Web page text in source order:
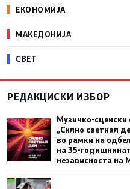
ЕКОНОМИЈА
МАКЕДОНИЈА
СВЕТ
РЕДАКЦИСКИ ИЗБОР
Музичко-сценски
„Силно светнал
во рамки на
на 35-
независноста на